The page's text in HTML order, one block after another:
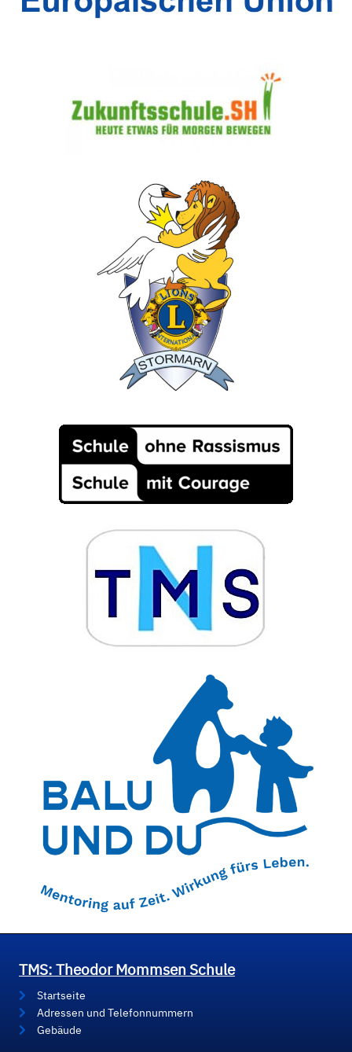
TMS: Theodor Mommsen Schule
Startseite
Adressen und Telefonnummern
Gebäude